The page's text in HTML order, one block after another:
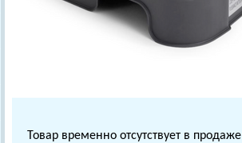
Товар временно отсутствует в продаже